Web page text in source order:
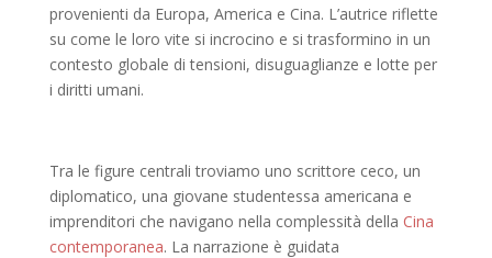
provenienti da Europa, America e Cina. L’autrice riflette
su come le loro vite si incrocino e si trasformino in un
contesto globale di tensioni, disuguaglianze e lotte per
i diritti umani.
Tra le figure centrali troviamo uno scrittore ceco, un
diplomatico, una giovane studentessa americana e
imprenditori che navigano nella complessità della Cina
contemporanea. La narrazione è guidata